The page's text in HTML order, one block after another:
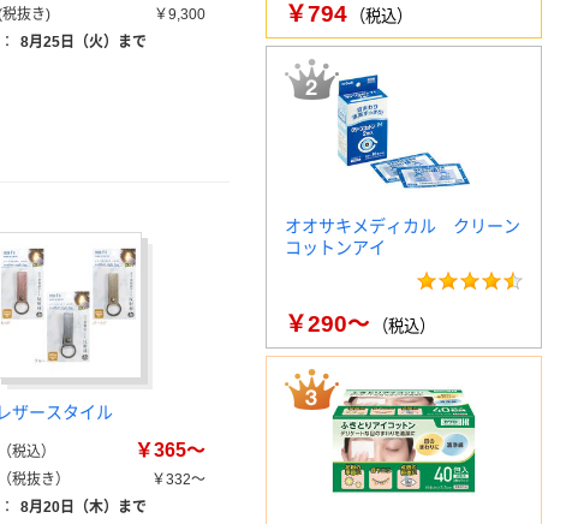
抜き)
￥9,300
： 8月25日（火）まで
ザースタイル
税込） ￥365～
税抜き）
￥332～
： 8月20日（木）まで
￥794 （税込）
オオサキメディカル クリーン
コットンアイ
￥290～ （税込）